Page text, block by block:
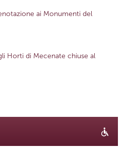
ai Monumenti del
Horti di Mecenate chiuse al